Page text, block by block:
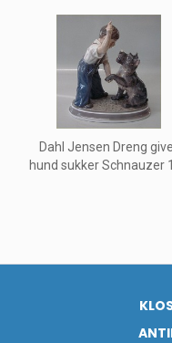
Dahl Jensen Dreng
hund sukker Schnauzer